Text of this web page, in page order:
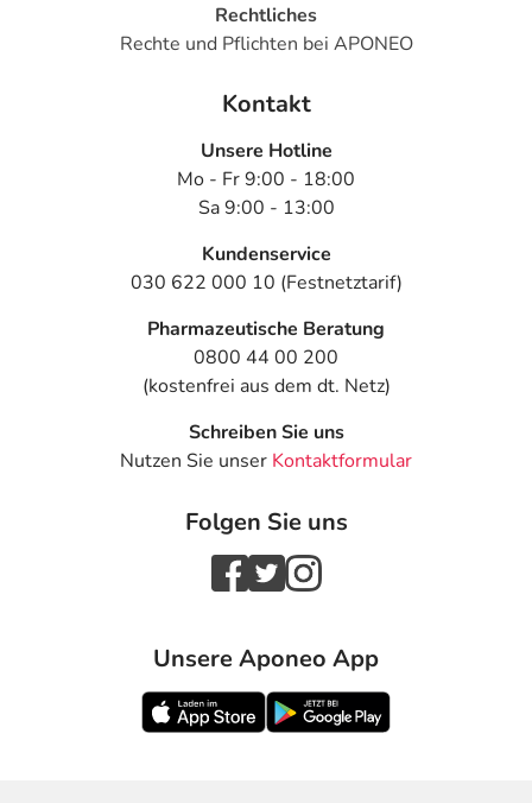
- Erschöpfung
- Flüchtige, spontan auftretende Hautrötung mit
- Erhöhte Kalziumwerte
- Anstieg des Blutzuckers
- Schlaflosigkeit
- Schlafstörungen
- Stimmungsschwankungen
- Koordinationsstörung
- Geschmacksstörung
- Antriebsarmut
- Nervenschädigungen
- kurz andauernde Bewusstlosigkeit
- Tinnitus (Ohrgeräusche)
- Pulsbeschleunigung
Rechtliches
Rechte und Pflichten bei APONEO
Kontakt
Unsere Hotline
Mo - Fr 9:00 - 18:00
Sa 9:00 - 13:00
Kundenservice
030 622 000 10 (Festnetztarif)
Pharmazeutische Beratung
0800 44 00 200
(kostenfrei aus dem dt. Netz)
Schreiben Sie uns
Nutzen Sie unser Kontaktformular
Folgen Sie uns
Unsere Aponeo App